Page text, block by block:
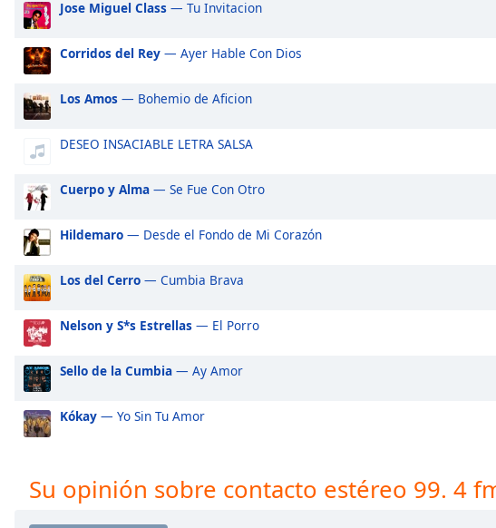
settings,
opens
subtitles
settings
subtitles
off
selected
Track
Picture-
in-
Picture
Fullscreen
This
window.
Beginning
window.
Escape
Jose Miguel Class — Tu Invitacion
Corridos del Rey — Ayer Hable Con Dios
Los Amos — Bohemio de Aficion
DESEO INSACIABLE LETRA SALSA
Cuerpo y Alma — Se Fue Con Otro
Hildemaro — Desde el Fondo de Mi Corazón
Los del Cerro — Cumbia Brava
Nelson y S*s Estrellas — El Porro
Sello de la Cumbia — Ay Amor
Kókay — Yo Sin Tu Amor
Su opinión sobre contacto estéreo 99. 4